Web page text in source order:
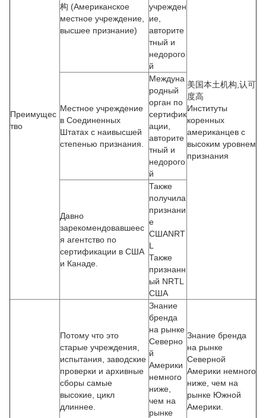
Преимущес
тво
构 (Американское
местное учреждение,
высшее признание)
учрежден
ие,
авторите
тный и
недорого
й
美国本土机构,认可
度高
Институты
коренных
американцев с
высоким уровнем
признания
Местное учреждение
в Соединенных
Штатах с наивысшей
степенью признания.
Междуна
родный
орган по
сертифик
ации,
авторите
тный и
недорого
й
Давно
зарекомендовавшеес
я агентство по
сертификации в США
и Канаде.
Также
получила
признани
е
СШАNRT
L
Также
признанн
ый NRTL
США
Потому что это
старые учреждения,
испытания, заводские
проверки и архивные
сборы самые
высокие, цикл
длиннее.
Знание
бренда
на рынке
Северно
й
Америки
немного
ниже,
чем на
рынке
Знание бренда
на рынке
Северной
Америки немного
ниже, чем на
рынке Южной
Америки.